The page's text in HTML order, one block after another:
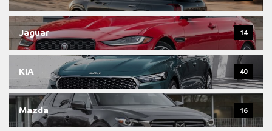
Jaguar 14
KIA 40
Mazda 16